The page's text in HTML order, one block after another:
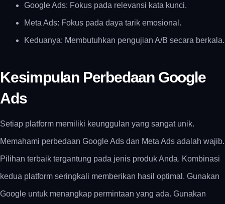
Google Ads: Fokus pada relevansi kata kunci.
Meta Ads: Fokus pada daya tarik emosional.
Keduanya: Membutuhkan pengujian A/B secara berkala.
Kesimpulan Perbedaan Google
Ads
Setiap platform memiliki keunggulan yang sangat unik.
Memahami perbedaan Google Ads dan Meta Ads adalah wajib.
Pilihan terbaik tergantung pada jenis produk Anda. Kombinasi
kedua platform seringkali memberikan hasil optimal. Gunakan
Google untuk menangkap permintaan yang ada. Gunakan